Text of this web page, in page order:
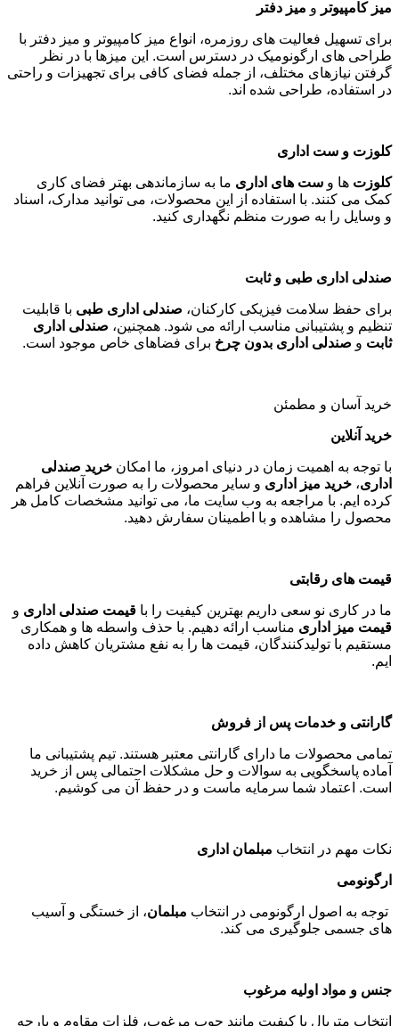
میز کامپیوتر و میز دفتر
برای تسهیل فعالیت های روزمره، انواع میز کامپیوتر و میز دفتر با
طراحی های ارگونومیک در دسترس است. این میزها با در نظر
گرفتن نیازهای مختلف، از جمله فضای کافی برای تجهیزات و راحتی
در استفاده، طراحی شده اند.
کلوزت و ست اداری
کلوزت ها و ست های اداری ما به سازماندهی بهتر فضای کاری
کمک می کنند. با استفاده از این محصولات، می توانید مدارک، اسناد
و وسایل را به صورت منظم نگهداری کنید.
صندلی اداری طبی و ثابت
برای حفظ سلامت فیزیکی کارکنان، صندلی اداری طبی با قابلیت
تنظیم و پشتیبانی مناسب ارائه می شود. همچنین، صندلی اداری
ثابت و صندلی اداری بدون چرخ برای فضاهای خاص موجود است.
خرید آسان و مطمئن
خرید آنلاین
با توجه به اهمیت زمان در دنیای امروز، ما امکان خرید صندلی
اداری، خرید میز اداری و سایر محصولات را به صورت آنلاین فراهم
کرده ایم. با مراجعه به وب سایت ما، می توانید مشخصات کامل هر
محصول را مشاهده و با اطمینان سفارش دهید.
قیمت های رقابتی
ما در کاری نو سعی داریم بهترین کیفیت را با قیمت صندلی اداری و
قیمت میز اداری مناسب ارائه دهیم. با حذف واسطه ها و همکاری
مستقیم با تولیدکنندگان، قیمت ها را به نفع مشتریان کاهش داده
ایم.
گارانتی و خدمات پس از فروش
تمامی محصولات ما دارای گارانتی معتبر هستند. تیم پشتیبانی ما
آماده پاسخگویی به سوالات و حل مشکلات احتمالی پس از خرید
است. اعتماد شما سرمایه ماست و در حفظ آن می کوشیم.
نکات مهم در انتخاب مبلمان اداری
ارگونومی
توجه به اصول ارگونومی در انتخاب مبلمان، از خستگی و آسیب
های جسمی جلوگیری می کند.
جنس و مواد اولیه مرغوب
انتخاب متریال با کیفیت مانند چوب مرغوب، فلزات مقاوم و پارچه